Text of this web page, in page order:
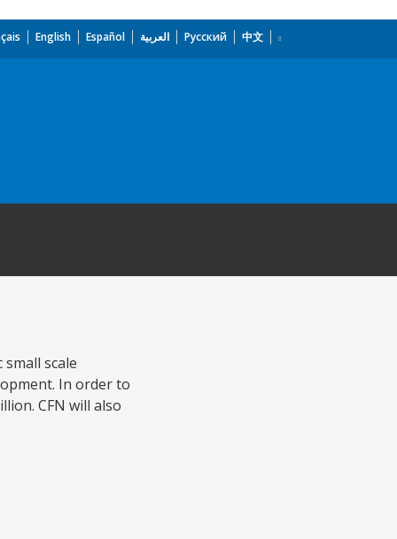
English Español العربية Русский 中文
scale
In order to
CFN will also